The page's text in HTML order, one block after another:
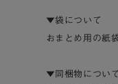
▼袋について
おまとめ用の紙
▼同梱物につい